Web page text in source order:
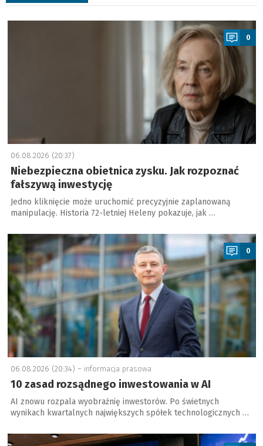
a
0
06.08.2026 (20:37)
Niebezpieczna obietnica zysku. Jak rozpoznać
fałszywą inwestycję
Jedno kliknięcie może uruchomić precyzyjnie zaplanowaną
manipulację. Historia 72-letniej Heleny pokazuje, jak …
a
0
06.08.2026 (20:34) – informacja prasowa
10 zasad rozsądnego inwestowania w AI
AI znowu rozpala wyobraźnię inwestorów. Po świetnych
wynikach kwartalnych największych spółek technologicznych …
a